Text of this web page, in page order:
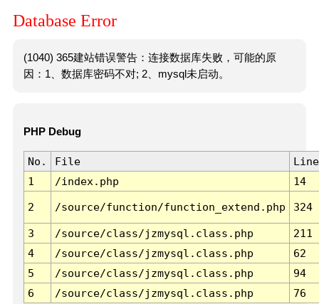
Database Error
(1040) 365建站错误警告：连接数据库失败，可能的原
因：1、数据库密码不对; 2、mysql未启动。
PHP Debug
No. File
Line
1
/index.php 14
2 /source/function/function_extend.php 324
3 /source/class/jzmysql.class.php
211
4
/source/class/jzmysql.class.php
62
5
/source/class/jzmysql.class.php
94
6
/source/class/jzmysql.class.php 76